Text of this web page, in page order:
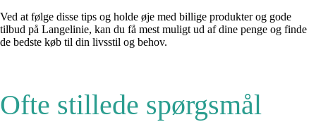
Ved at følge disse tips og holde øje med billige produkter og gode
tilbud på Langelinie, kan du få mest muligt ud af dine penge og finde
de bedste køb til din livsstil og behov.
Ofte stillede spørgsmål